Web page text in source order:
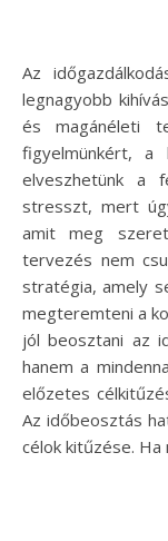
Az időgazdálkodás mindannyiunk mindennapjainak egyik
legnagyobb
és magánéleti
figyelmünkért, a
elveszhetünk a
stresszt, mert
amit meg
tervezés nem
stratégia, amely
megteremteni a
jól beosztani az
hanem a
előzetes
Az időbeosztás
célok kitűzése.